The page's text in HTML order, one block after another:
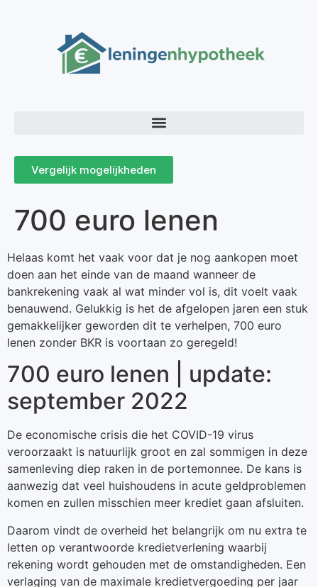
Vergelijk mogelijkheden
700 euro lenen
Helaas komt het vaak voor dat je nog aankopen moet
doen aan het einde van de maand wanneer de
bankrekening vaak al wat minder vol is, dit voelt vaak
benauwend. Gelukkig is het de afgelopen jaren een stuk
gemakkelijker geworden dit te verhelpen, 700 euro
lenen zonder BKR is voortaan zo geregeld!
700 euro lenen | update:
september 2022
De economische crisis die het COVID-19 virus
veroorzaakt is natuurlijk groot en zal sommigen in deze
samenleving diep raken in de portemonnee. De kans is
aanwezig dat veel huishoudens in acute geldproblemen
komen en zullen misschien meer krediet gaan afsluiten.
Daarom vindt de overheid het belangrijk om nu extra te
letten op verantwoorde kredietverlening waarbij
rekening wordt gehouden met de omstandigheden. Een
verlaging van de maximale kredietvergoeding per jaar